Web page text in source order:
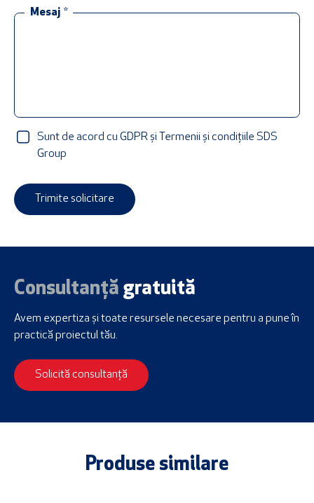
Mesaj *
Sunt de acord cu GDPR și Termenii și condițiile SDS
Group
Trimite solicitare
Consultanță gratuită
Avem expertiza și toate resursele necesare pentru a pune în
practică proiectul tău.
Solicită consultanță
Produse similare